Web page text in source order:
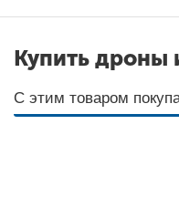
Купить дроны
С этим товаром